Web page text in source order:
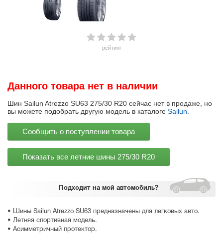
рейтинг
Подходит на мой автомобиль?
• Шины Sailun Atrezzo SU63 предназначены для легковых авто.
• Летняя спортивная модель.
• Асимметричный протектор.
Данного товара нет в наличии
Шин Sailun Atrezzo SU63 275/30 R20 сейчас нет в продаже, но
вы можете подобрать другую модель в каталоге Sailun
Сообщить о поступлении товара
Показать все летние шины 275/30 R20